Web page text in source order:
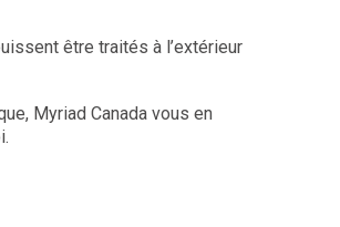
être traités à l’extérieur
Myriad Canada vous en